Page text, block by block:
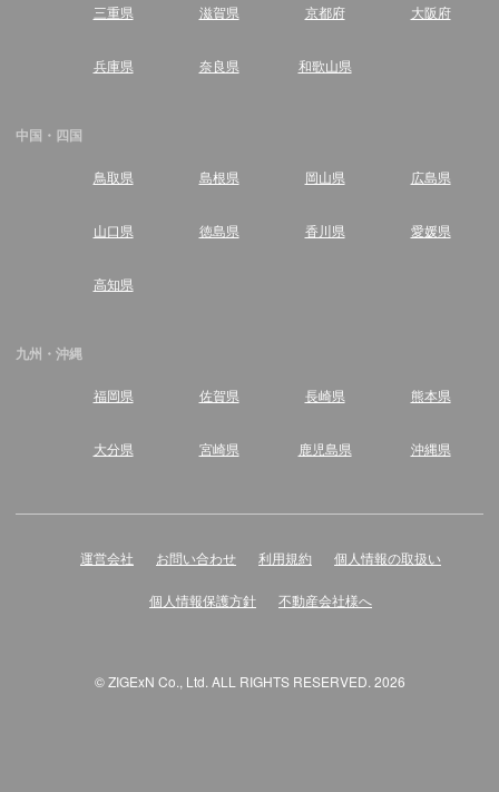
三重県 滋賀県 京都府 大阪府
兵庫県 奈良県 和歌山県
中国・四国
鳥取県 島根県 岡山県 広島県
山口県 徳島県 香川県 愛媛県
高知県
九州・沖縄
福岡県 佐賀県 長崎県 熊本県
大分県 宮崎県 鹿児島県 沖縄県
運営会社 お問い合わせ 利用規約 個人情報の取扱い
個人情報保護方針 不動産会社様へ
© ZIGExN Co., Ltd. ALL RIGHTS RESERVED. 2026